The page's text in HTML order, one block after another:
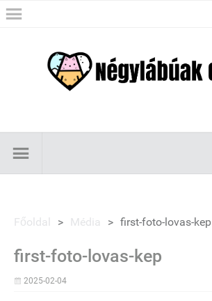
Főoldal > Média > first-foto-lovas-kep
first-foto-lovas-kep
2025-02-04